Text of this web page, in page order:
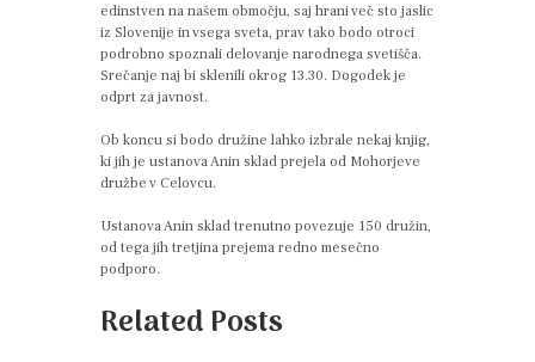
edinstven na našem območju, saj hrani več sto jaslic
iz Slovenije in vsega sveta, prav tako bodo otroci
podrobno spoznali delovanje narodnega svetišča.
Srečanje naj bi sklenili okrog 13.30. Dogodek je
odprt za javnost.
Ob koncu si bodo družine lahko izbrale nekaj knjig,
ki jih je ustanova Anin sklad prejela od Mohorjeve
družbe v Celovcu.
Ustanova Anin sklad trenutno povezuje 150 družin,
od tega jih tretjina prejema redno mesečno
podporo.
Related Posts